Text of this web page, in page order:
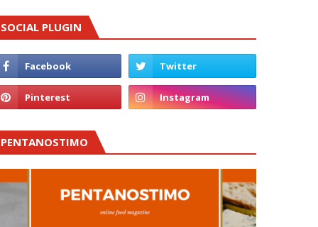
SOCIAL PLUGIN
PENTANOSTIMO